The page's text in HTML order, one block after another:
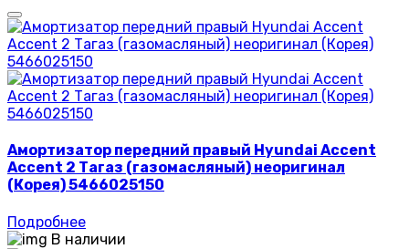
Амортизатор передний правый Hyundai Accent
Accent 2 Тагаз (газомасляный) неоригинал
(Корея) 5466025150
Подробнее
В наличии